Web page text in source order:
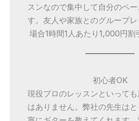
スンなので集中して自分のペ
す。友人や家族とのグループ
場合1時間1人あたり1,000円割
初心者OK
現役プロのレッスンといって
はありません。弊社の先生は